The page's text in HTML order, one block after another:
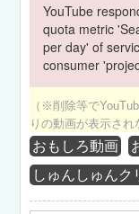
YouTube
quota metric
per day' of
consumer
（※削除等で
りの動画が表示され
おもしろ動画
しゅんしゅんク